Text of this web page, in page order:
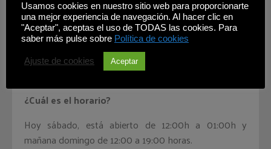
• Y si venísen autobús, podéis coger los Interurbanos
223 y 229 Alcalá de Henares / 227 Campus / 824
Aeropuerto. O en los autobuses urbanos de Alcalá de
Henares Circular 1A y Circular 1B/ Línea 11 La Garena –
Estación Alcalá Universidad
¿Cuál es el horario?
Hoy sábado, está abierto de 12:00h a 01:00h y
mañana domingo de 12:00 a 19:00 horas.
Usamos cookies en nuestro sitio web para proporcionarte
una mejor experiencia de navegación. Al hacer clic en
"Aceptar", aceptas el uso de TODAS las cookies. Para
saber más pulse sobre Política de cookies
Ajuste de cookies Aceptar